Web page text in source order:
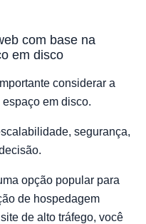
com base na
em disco
considerar a
em disco.
segurança,
opção popular para
de hospedagem
de alto tráfego, você